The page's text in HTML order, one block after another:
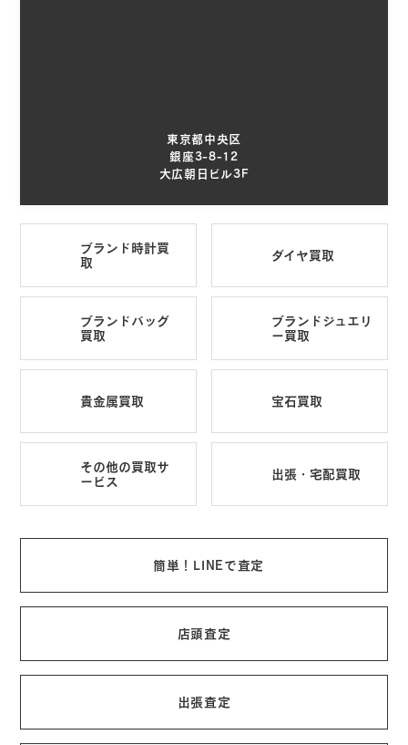
東京都中央区
銀座3-8-12
大広朝日ビル3F
ブランド時計買
取
ダイヤ買取
ブランドバッグ
買取
ブランドジュエリ
ー買取
貴金属買取 宝石買取
その他の買取サ
ービス
出張・宅配買取
簡単！LINEで査定
店頭査定
出張査定